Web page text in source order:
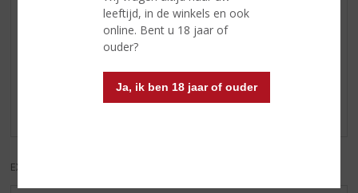
leeftijd, in de winkels en ook
online. Bent u 18 jaar of
ouder?
Ja, ik ben 18 jaar of ouder
Reviews
Schrijf een review
EXCL. BTW